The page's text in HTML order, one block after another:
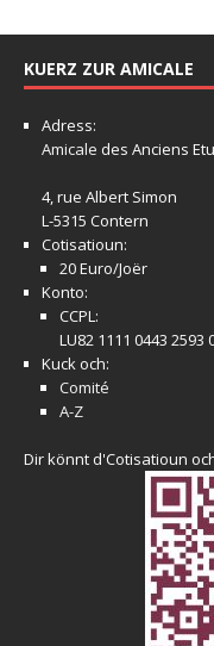
KUERZ ZUR AMICALE
Adress:
Amicale des Anciens
4, rue Albert Simon
L-5315 Contern
Cotisatioun:
20 Euro/Joër
Konto:
CCPL:
LU82 1111 0443 2593
Kuck och:
Comité
A-Z
Dir könnt d'Cotisatioun